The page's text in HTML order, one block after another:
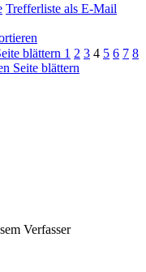
Trefferliste als E-Mail
blättern 1 2 3 4 5 6 7 8
Seite blättern
Verfasser